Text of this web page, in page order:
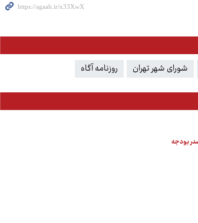
شورای شهر تهران روزنامه آگاه